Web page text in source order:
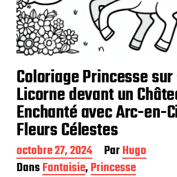
Coloriage Princesse
Licorne devant un
Enchanté avec Arc-en-
Fleurs Célestes
D
a
octobre 27, 2024 ParHugo
DansFantaisie,Princesse